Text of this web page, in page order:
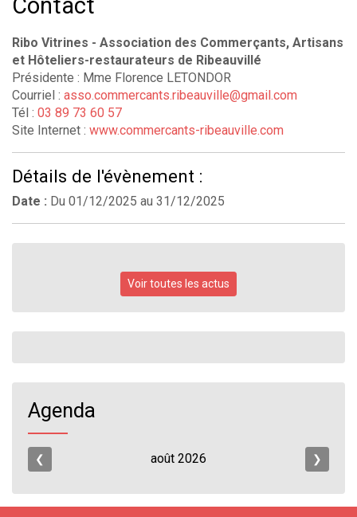
Contact
Ribo Vitrines - Association des Commerçants, Artisans
et Hôteliers-restaurateurs de Ribeauvillé
Présidente : Mme Florence LETONDOR
Courriel : asso.commercants.ribeauville@gmail.com
Tél : 03 89 73 60 57
Site Internet : www.commercants-ribeauville.com
Détails de l'évènement :
Date : Du 01/12/2025 au 31/12/2025
Voir toutes les actus
Agenda
❮ août 2026 ❯